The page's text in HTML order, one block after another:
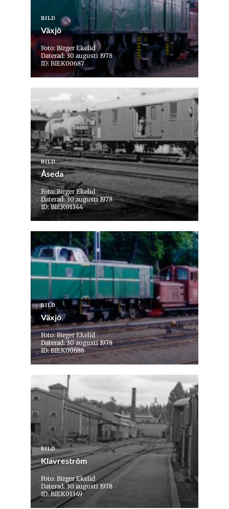
BILD
Växjö
Foto: Birger Ekelid
Daterad: 30 augusti 1978
ID: BIEK00687
BILD
Åseda
Foto: Birger Ekelid
Daterad: 30 augusti 1978
ID: BIEK01344
BILD
Växjö
Foto: Birger Ekelid
Daterad: 30 augusti 1978
ID: BIEK00688
BILD
Klavreström
Foto: Birger Ekelid
Daterad: 30 augusti 1978
ID: BIEK01349